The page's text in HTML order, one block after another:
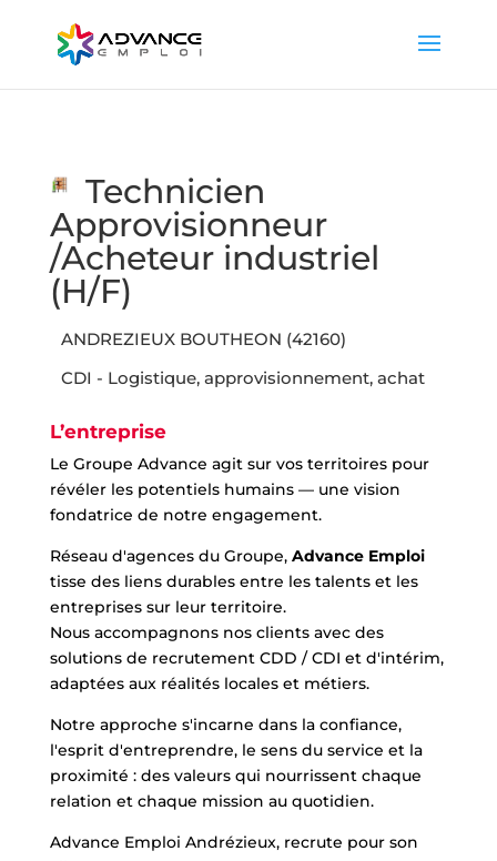
Technicien
Approvisionneur
/Acheteur industriel
(H/F)
ANDREZIEUX BOUTHEON (42160)
CDI - Logistique, approvisionnement, achat
L’entreprise
Le Groupe Advance agit sur vos territoires pour
révéler les potentiels humains — une vision
fondatrice de notre engagement.
Réseau d'agences du Groupe, Advance Emploi
tisse des liens durables entre les talents et les
entreprises sur leur territoire.
Nous accompagnons nos clients avec des
solutions de recrutement CDD / CDI et d'intérim,
adaptées aux réalités locales et métiers.
Notre approche s'incarne dans la confiance,
l'esprit d'entreprendre, le sens du service et la
proximité : des valeurs qui nourrissent chaque
relation et chaque mission au quotidien.
Advance Emploi Andrézieux, recrute pour son